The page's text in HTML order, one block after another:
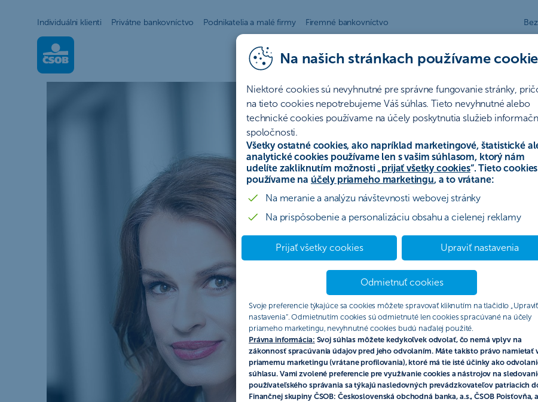
Na našich stránkach používame
Niektoré cookies sú nevyhnutné pre správne fungovanie stránky,
na tieto cookies nepotrebujeme Váš súhlas. Tieto nevyhnutné alebo
technické cookies používame na účely poskytnutia služieb
spoločnosti.
Všetky ostatné cookies, ako napríklad marketingové, štatistické
analytické cookies používame len s vašim súhlasom, ktorý nám
udelíte zakliknutím možnosti „prijať všetky cookies“. Tieto cookies
používame na účely priameho marketingu, a to vrátane:
Na meranie a analýzu návštevnosti webovej stránky
Na prispôsobenie a personalizáciu obsahu a cielenej reklamy
Prijať všetky cookies Upraviť nastavenia
Odmietnuť cookies
Svoje preferencie týkajúce sa cookies môžete spravovať kliknutím na tlačidlo „Upraviť
nastavenia“. Odmietnutím cookies sú odmietnuté len cookies spracúvané na účely
priameho marketingu, nevyhnutné cookies budú naďalej použité.
Právna informácia: Svoj súhlas môžete kedykoľvek odvolať, čo nemá vplyv na
zákonnosť spracúvania údajov pred jeho odvolaním. Máte takisto právo namietať
priamemu marketingu (vrátane profilovania), ktoré má tie isté účinky ako
súhlasu. Vami zvolené preferencie pre využívanie cookies a nástrojov na
používateľského správania sa týkajú nasledovných prevádzkovateľov patriacich
Finančnej skupiny ČSOB: Československá obchodná banka, a.s., ČSOB Poisťovňa,
Individuálni klienti Privátne bankovníctvo Podnikatelia a malé firmy Firemné bankovníctvo
PODCAST Na drobné: Cestujte bez starostí